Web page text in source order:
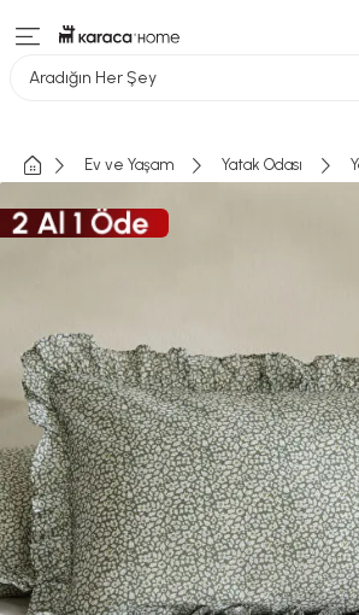
Aradığın Her Şey
Ev ve Yaşam Yatak Odası